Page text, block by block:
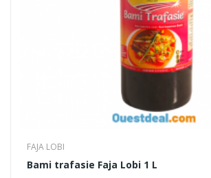
FAJA LOBI
Bami trafasie Faja Lobi 1 L